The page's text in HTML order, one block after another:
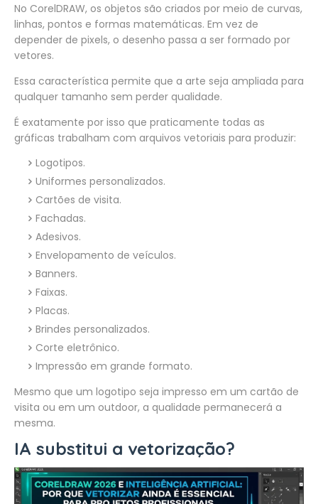
No CorelDRAW, os objetos são criados por meio de curvas,
linhas, pontos e formas matemáticas. Em vez de
depender de pixels, o desenho passa a ser formado por
vetores.
Essa característica permite que a arte seja ampliada para
qualquer tamanho sem perder qualidade.
É exatamente por isso que praticamente todas as
gráficas trabalham com arquivos vetoriais para produzir:
Logotipos.
Uniformes personalizados.
Cartões de visita.
Fachadas.
Adesivos.
Envelopamento de veículos.
Banners.
Faixas.
Placas.
Brindes personalizados.
Corte eletrônico.
Impressão em grande formato.
Mesmo que um logotipo seja impresso em um cartão de
visita ou em um outdoor, a qualidade permanecerá a
mesma.
IA substitui a vetorização?